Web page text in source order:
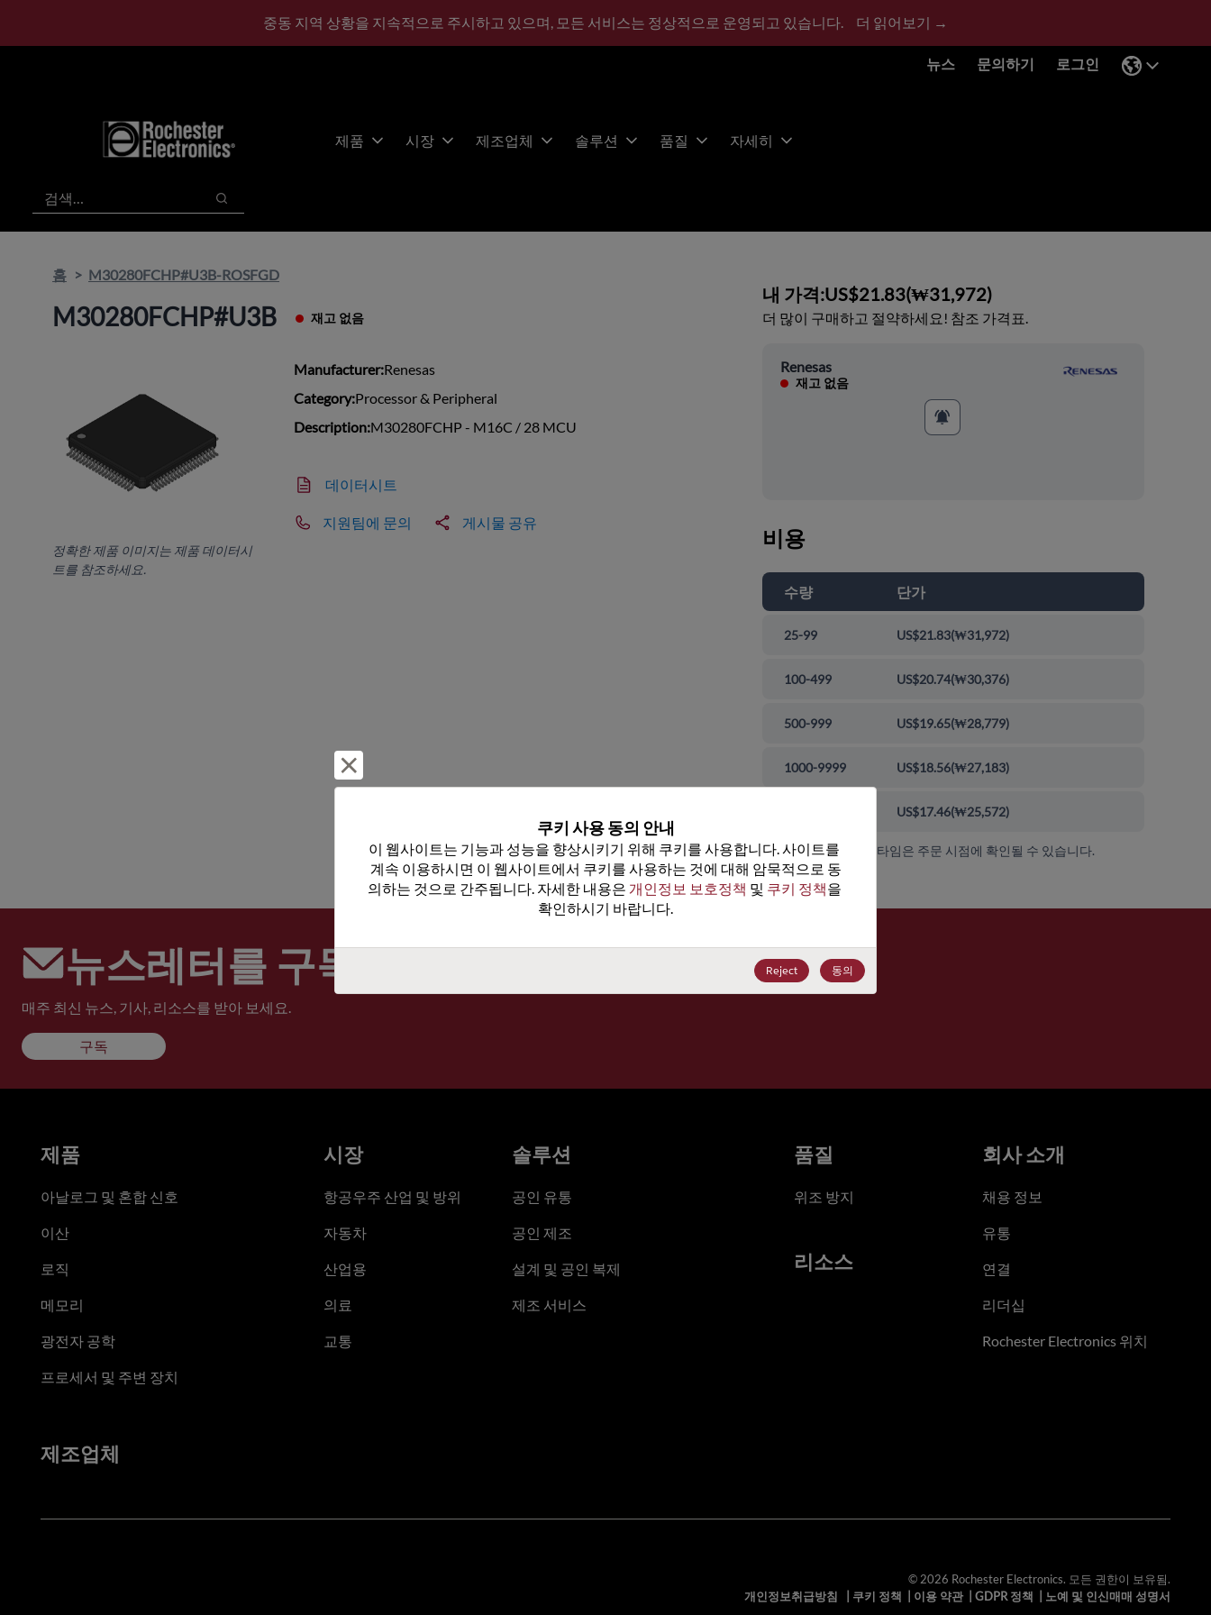
중동 지역 상황을 지속적으로 주시하고 있으며, 모든 서비스는 정상적으로 운영되고 있습니다. 더 읽어보기 →
뉴스 문의하기 로그인
제품 시장 제조업체 솔루션 품질 자세히
검색
검색
홈 M30280FCHP#U3B-ROSFGD
M30280FCHP#U3B 재고 없음
정확한 제품 이미지는 제품 데이터시
트를 참조하세요.
Manufacturer:Renesas
Category:Processor & Peripheral
Description:M30280FCHP - M16C / 28 MCU
데이터시트
지원팀에 문의 게시물 공유
내 가격:US$21.83(₩31,972)
더 많이 구매하고 절약하세요! 참조 가격표.
Renesas
재고 없음
비용
수량 단가
25-99 US$21.83(₩31,972)
100-499 US$20.74(₩30,376)
500-999 US$19.65(₩28,779)
1000-9999 US$18.56(₩27,183)
US$17.46(₩25,572)
가격, 가용성 및 리드 타임은 주문 시점에 확인될 수 있습니다.
뉴스레터를 구독하세요
매주 최신 뉴스, 기사, 리소스를 받아 보세요.
구독
쿠키 사용 동의 안내
이 웹사이트는 기능과 성능을 향상시키기 위해 쿠키를 사용합니다. 사이트를
계속 이용하시면 이 웹사이트에서 쿠키를 사용하는 것에 대해 암묵적으로 동
의하는 것으로 간주됩니다. 자세한 내용은 개인정보 보호정책 및 쿠키 정책을
확인하시기 바랍니다.
Reject 동의
제품
아날로그 및 혼합 신호
이산
로직
메모리
광전자 공학
프로세서 및 주변 장치
시장
항공우주 산업 및 방위
자동차
산업용
의료
교통
솔루션
공인 유통
공인 제조
설계 및 공인 복제
제조 서비스
품질
위조 방지
리소스
회사 소개
채용 정보
유통
연결
리더십
Rochester Electronics 위치
제조업체
© 2026 Rochester Electronics. 모든 권한이 보유됨.
개인정보취급방침
쿠키 정책 이용 약관| GDPR 정책 노예 및 인신매매 성명서